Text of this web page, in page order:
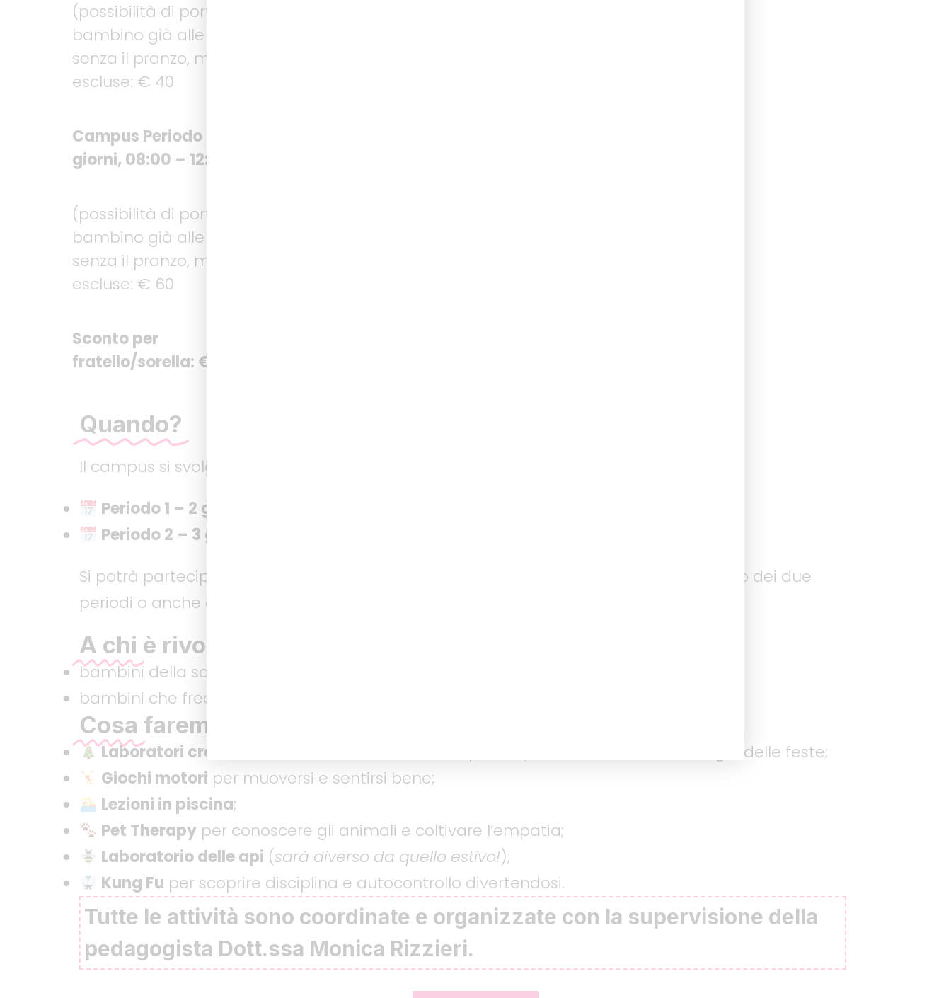
(possibilità di portare il
bambino già alle 07:45)
senza il pranzo, merende
escluse: € 40
Campus Periodo 2: 3
giorni, 08:00 – 12:30
(possibilità di portare il
bambino già alle 07:45)
senza il pranzo, merende
escluse: € 60
Sconto per
fratello/sorella: € 10
Quando?
Il campus si svolgerà in due periodi:
Periodo 1 – 2 giorni
Periodo 2 – 3 giorni
Si potrà partecipare all’intero campus oppure scegliere di frequentare solamente uno dei due
periodi o anche di partecipare ad una sola giornata.
A chi è rivolto?
bambini della scuola primaria;
bambini che frequentano l’ultimo anno della scuola dell’infanzia.
Cosa faremo?
Laboratori creativi a tema natalizio
e attività speciali per vivere insieme la magia delle feste;
Giochi motori per muoversi e sentirsi bene;
Lezioni in piscina;
Pet Therapy per conoscere gli animali e coltivare l’empatia;
Laboratorio delle api (sarà diverso da quello estivo!);
Kung Fu per scoprire disciplina e autocontrollo divertendosi.
Tutte le attività sono coordinate e organizzate con la supervisione della
pedagogista Dott.ssa Monica Rizzieri.